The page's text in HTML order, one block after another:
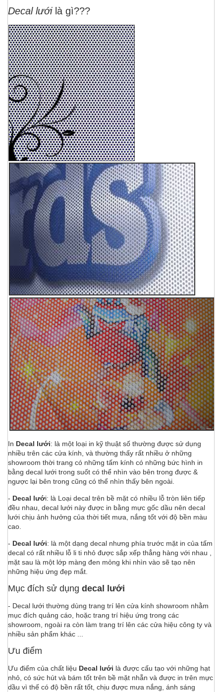
Decal lướilà gì???
In Decal lưới: là một loại in kỹ thuật số thường được sử dụng
nhiều trên các cửa kính, và thường thấy rất nhiều ở những
showroom thời trang có những tấm kính có những bức hình in
bằng decal lưới trong suốt có thể nhìn vào bên trong được &
ngược lại bên trong cũng có thể nhìn thấy bên ngoài.
- Decal lưới: là Loại decal trên bề mặt có nhiều lỗ tròn liên tiếp
đều nhau, decal lưới này được in bằng mực gốc dầu nên decal
lưới chịu ảnh hưởng của thời tiết mưa, nắng tốt với độ bền màu
cao.
- Decal lưới: là một dạng decal nhưng phía trước mặt in của tấm
decal có rất nhiều lỗ li ti nhỏ được sắp xếp thẳng hàng với nhau ,
mặt sau là một lớp màng đen mỏng khi nhìn vào sẽ tạo nên
những hiệu ứng đẹp mắt.
Mục đích sử dụng decal lưới
- Decal lưới thường dùng trang trí lên cửa kính showroom nhằm
mục đích quảng cáo, hoặc trang trí hiệu ứng trong các
showroom, ngoài ra còn làm trang trí lên các cửa hiệu công ty và
nhiều sản phẩm khác ...
Ưu điểm
Ưu điểm của chất liệu Decal lưới là được cấu tạo với những hạt
nhỏ, có sức hút và bám tốt trên bề mặt nhẵn và được in trên mực
dầu vì thế có độ bền rất tốt, chịu được mưa nắng, ánh sáng